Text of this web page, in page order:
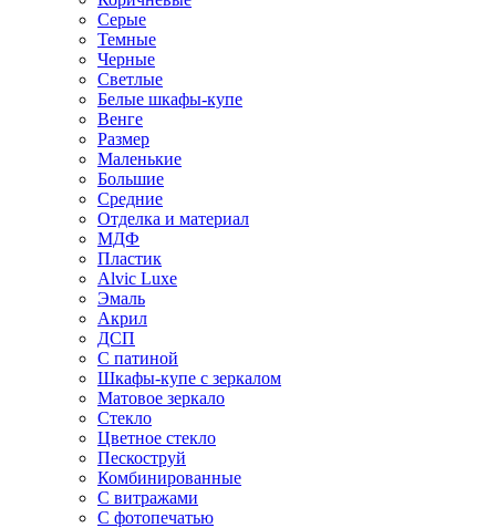
Серые
Темные
Черные
Светлые
Белые шкафы-купе
Венге
Размер
Маленькие
Большие
Средние
Отделка и материал
МДФ
Пластик
Alvic Luxe
Эмаль
Акрил
ДСП
С патиной
Шкафы-купе с зеркалом
Матовое зеркало
Стекло
Цветное стекло
Пескоструй
Комбинированные
С витражами
С фотопечатью